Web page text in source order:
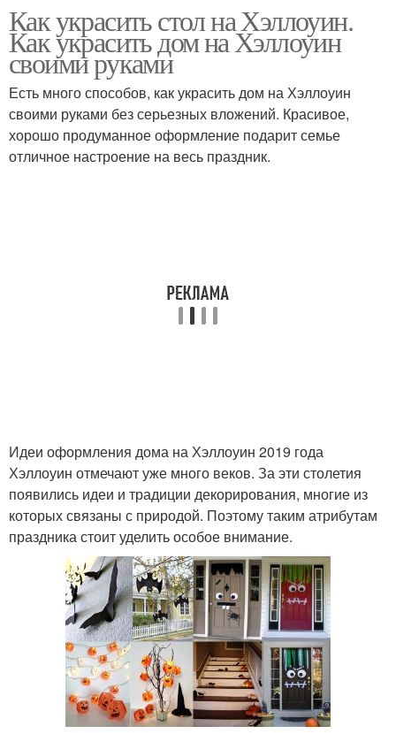
Как украсить стол на Хэллоуин.
Как украсить дом на Хэллоуин
своими руками
Есть много способов, как украсить дом на Хэллоуин
своими руками без серьезных вложений. Красивое,
хорошо продуманное оформление подарит семье
отличное настроение на весь праздник.
Идеи оформления дома на Хэллоуин 2019 года
Хэллоуин отмечают уже много веков. За эти столетия
появились идеи и традиции декорирования, многие из
которых связаны с природой. Поэтому таким атрибутам
праздника стоит уделить особое внимание.